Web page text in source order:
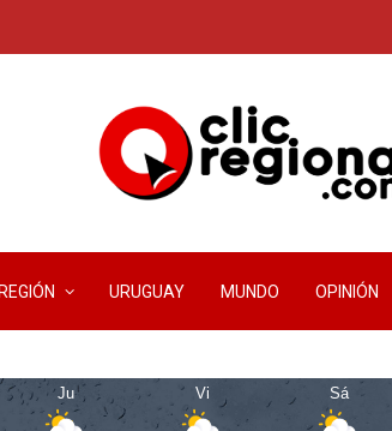
URUGUAY MUNDO OPINIÓN
Ju Vi Sá